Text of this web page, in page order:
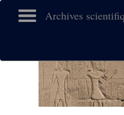
Archives